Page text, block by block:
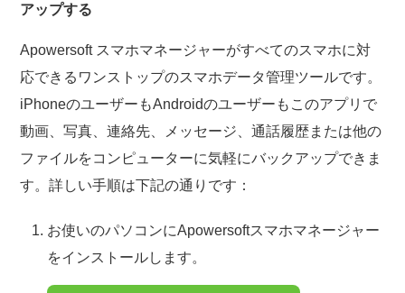
アップする
Apowersoft スマホマネージャーがすべてのスマホに対
応できるワンストップのスマホデータ管理ツールです。
iPhoneのユーザーもAndroidのユーザーもこのアプリで
動画、写真、連絡先、メッセージ、通話履歴または他の
ファイルをコンピューターに気軽にバックアップできま
す。詳しい手順は下記の通りです：
お使いのパソコンにApowersoftスマホマネージャー
をインストールします。